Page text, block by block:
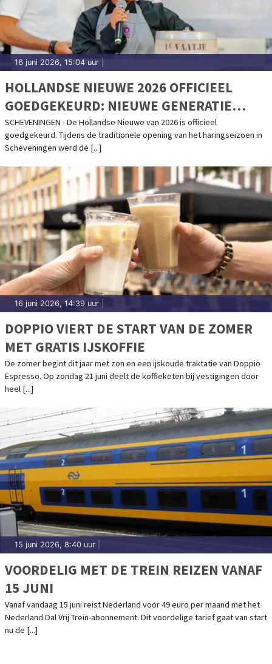
16 juni 2026, 15:04 uur
HOLLANDSE NIEUWE 2026 OFFICIEEL
GOEDGEKEURD: NIEUWE GENERATIE
GEEFT STARTSEIN VOOR HARINGSEIZOEN
SCHEVENINGEN - De Hollandse Nieuwe van 2026 is officieel
goedgekeurd. Tijdens de traditionele opening van het haringseizoen in
Scheveningen werd de [...]
16 juni 2026, 14:39 uur
DOPPIO VIERT DE START VAN DE ZOMER
MET GRATIS IJSKOFFIE
De zomer begint dit jaar met zon en een ijskoude traktatie van Doppio
Espresso. Op zondag 21 juni deelt de koffieketen bij vestigingen door
heel [...]
15 juni 2026, 8:40 uur
VOORDELIG MET DE TREIN REIZEN VANAF
15 JUNI
Vanaf vandaag 15 juni reist Nederland voor 49 euro per maand met het
Nederland Dal Vrij Trein-abonnement. Dit voordelige tarief gaat van start
nu de [...]